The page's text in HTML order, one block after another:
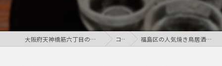
大阪府天神橋筋六丁目の居酒屋なら鶏居酒屋pao福 コラム 福島区の人気焼き鳥居酒屋「焼鳥4」で楽しむ！